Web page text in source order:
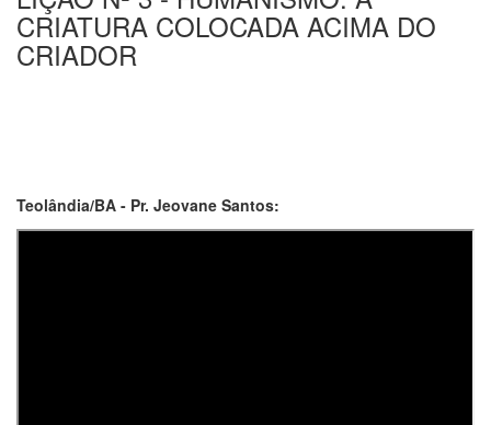
CRIATURA COLOCADA ACIMA DO
CRIADOR
Teolândia/BA - Pr. Jeovane Santos: